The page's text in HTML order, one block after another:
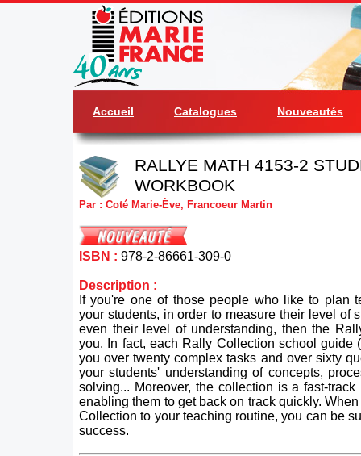
Accueil Catalogues Nouveautés
RALLYE MATH 4153-2
WORKBOOK
Par : Coté Marie-Ève, Francoeur Martin
ISBN : 978-2-86661-309-0
Description :
If you're one of those people who like to plan
your students, in order to measure their level of
even their level of understanding, then the
you. In fact, each Rally Collection school guide
you over twenty complex tasks and over sixty
your students' understanding of concepts,
solving... Moreover, the collection is a fast-
enabling them to get back on track quickly.
Collection to your teaching routine, you can be
success.